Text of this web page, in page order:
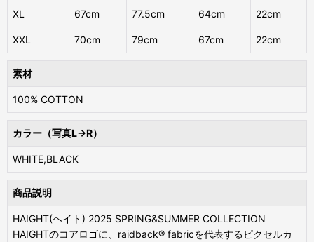
XL 67cm 77.5cm 64cm 22cm
XXL 70cm 79cm 67cm 22cm
素材
100% COTTON
カラー（写真L→R）
WHITE,BLACK
商品説明
HAIGHT(ヘイト) 2025 SPRING&SUMMER COLLECTION
HAIGHTのコアロゴに、raidback®️ fabricを代表するピクセルカ